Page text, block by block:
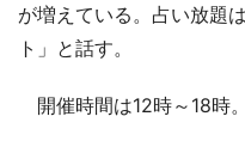
が増えている。占い放題
ト」と話す。
開催時間は12時～18時